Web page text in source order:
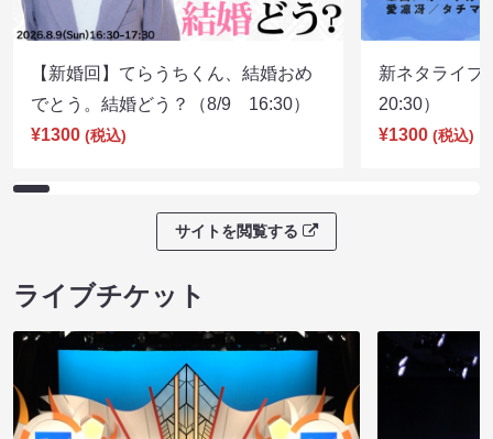
【新婚回】てらうちくん、結婚おめ
でとう。結婚どう？（8/9 16:30）
¥1300 (税込)
新ネタライ
20:30）
¥1300 (税込)
サイトを閲覧する
ライブチケット